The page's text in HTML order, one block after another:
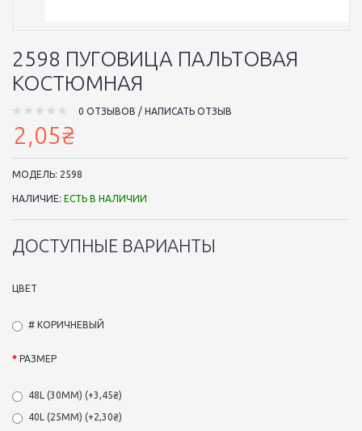
2598 ПУГОВИЦА ПАЛЬТОВАЯ
КОСТЮМНАЯ
0 ОТЗЫВОВ / НАПИСАТЬ ОТЗЫВ
2,05₴
МОДЕЛЬ: 2598
НАЛИЧИЕ: ЕСТЬ В НАЛИЧИИ
ДОСТУПНЫЕ ВАРИАНТЫ
ЦВЕТ
# КОРИЧНЕВЫЙ
РАЗМЕР
48L (30ММ) (+3,45₴)
40L (25ММ) (+2,30₴)